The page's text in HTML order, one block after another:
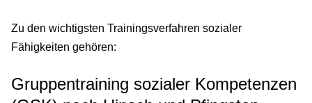
Zu den wichtigsten Trainingsverfahren sozialer
Fähigkeiten gehören:
Gruppentraining sozialer Kompetenzen